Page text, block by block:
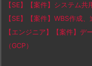
【SE】【案件】システム共
【SE】【案件】WBS作成
【エンジニア】【案件】
（GCP）